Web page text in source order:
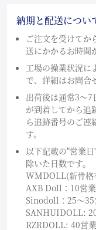
納期と配送につい
ご注文を受けてか
送にかかるお時間
工場の操業状況に
で、詳細はお問合
出荷後は通常3～7
が到着してから追
ら追跡番号のご連
す。
以下記載の"営業
除いた日数です。
WMDOLL(新骨格
AXB Doll：10営
Sinodoll：25〜35
SANHUIDOLL:
RZRDOLL: 40営